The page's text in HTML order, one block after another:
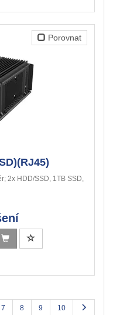
Porovnat
2x HDD/SSD, 1TB SSD,
7 8 9 10